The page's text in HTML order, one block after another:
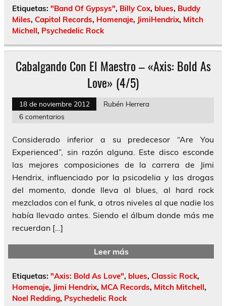
Etiquetas: "Band Of Gypsys", Billy Cox, blues, Buddy
Miles, Capitol Records, Homenaje, JimiHendrix, Mitch
Michell, Psychedelic Rock
Cabalgando Con El Maestro – «Axis: Bold As
Love» (4/5)
18 de noviembre 2012
Rubén Herrera
6 comentarios
Considerado inferior a su predecesor “Are You
Experienced”, sin razón alguna. Este disco esconde
las mejores composiciones de la carrera de Jimi
Hendrix, influenciado por la psicodelia y las drogas
del momento, donde lleva al blues, al hard rock
mezclados con el funk, a otros niveles al que nadie los
había llevado antes. Siendo el álbum donde más me
recuerdan […]
Leer más
Etiquetas: "Axis: Bold As Love", blues, Classic Rock,
Homenaje, Jimi Hendrix, MCA Records, Mitch Mitchell,
Noel Redding, Psychedelic Rock